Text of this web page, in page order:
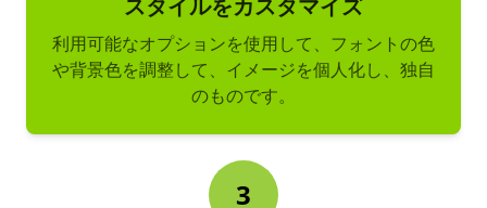
スタイルをカスタマイズ
利用可能なオプションを使用して、フォントの色
や背景色を調整して、イメージを個人化し、独自
のものです。
3